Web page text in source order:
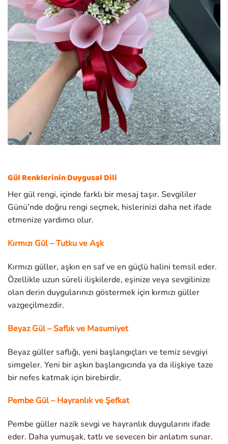
Gül Renklerinin Duygusal Dili
Her gül rengi, içinde farklı bir mesaj taşır. Sevgililer
Günü’nde doğru rengi seçmek, hislerinizi daha net ifade
etmenize yardımcı olur.
Kırmızı Gül – Tutku ve Aşk
Kırmızı güller, aşkın en saf ve en güçlü halini temsil eder.
Özellikle uzun süreli ilişkilerde, eşinize veya sevgilinize
olan derin duygularınızı göstermek için kırmızı güller
vazgeçilmezdir.
Beyaz Gül – Saflık ve Masumiyet
Beyaz güller saflığı, yeni başlangıçları ve temiz sevgiyi
simgeler. Yeni bir aşkın başlangıcında ya da ilişkiye taze
bir nefes katmak için birebirdir.
Pembe Gül – Hayranlık ve Şefkat
Pembe güller nazik sevgi ve hayranlık duygularını ifade
eder. Daha yumuşak, tatlı ve sevecen bir anlatım sunar.